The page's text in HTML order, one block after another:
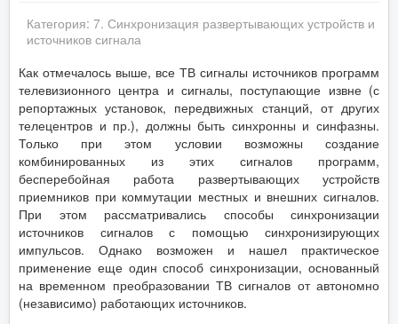
Категория: 7. Синхронизация развертывающих устройств и
источников сигнала
Как отмечалось выше, все ТВ сигналы источников программ
телевизионного центра и сигналы, поступающие извне (с
репортажных установок, передвижных станций, от других
телецентров и пр.), должны быть синхронны и синфазны.
Только при этом условии возможны создание
комбинированных из этих сигналов программ,
бесперебойная работа развертывающих устройств
приемников при коммутации местных и внешних сигналов.
При этом рассматривались способы синхронизации
источников сигналов с помощью синхронизирующих
импульсов. Однако возможен и нашел практическое
применение еще один способ синхронизации, основанный
на временном преобразовании ТВ сигналов от автономно
(независимо) работающих источников.